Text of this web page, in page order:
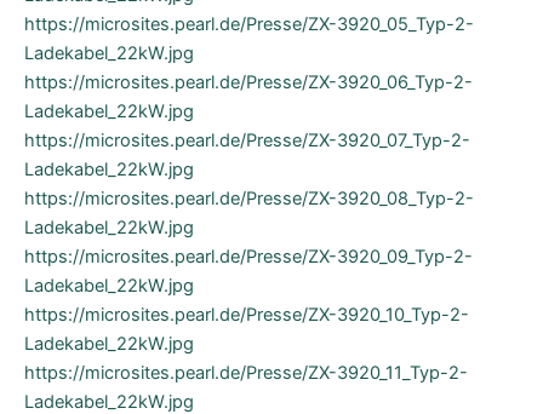
https://microsites.pearl.de/Presse/ZX-3920_05_Typ-2-
Ladekabel_22kW.jpg
https://microsites.pearl.de/Presse/ZX-3920_06_Typ-2-
Ladekabel_22kW.jpg
https://microsites.pearl.de/Presse/ZX-3920_07_Typ-2-
Ladekabel_22kW.jpg
https://microsites.pearl.de/Presse/ZX-3920_08_Typ-2-
Ladekabel_22kW.jpg
https://microsites.pearl.de/Presse/ZX-3920_09_Typ-2-
Ladekabel_22kW.jpg
https://microsites.pearl.de/Presse/ZX-3920_10_Typ-2-
Ladekabel_22kW.jpg
https://microsites.pearl.de/Presse/ZX-3920_11_Typ-2-
Ladekabel_22kW.jpg